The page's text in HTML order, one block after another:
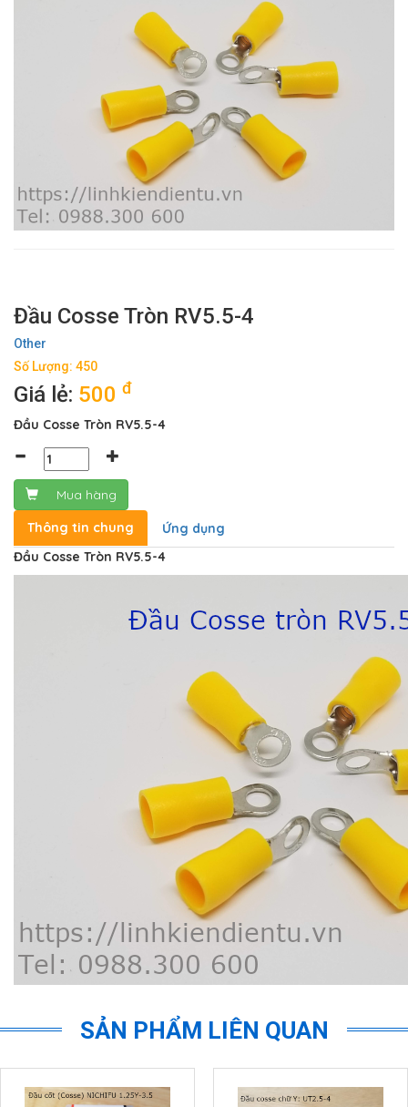
Đầu Cosse Tròn RV5.5-4
Other
Số Lượng: 450
Giá lẻ: 500 đ
Đầu Cosse Tròn RV5.5-4
Mua hàng
Thông tin chung
Ứng dụng
Đầu Cosse Tròn RV5.5-4
SẢN PHẨM LIÊN QUAN